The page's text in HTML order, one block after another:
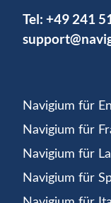
Tel: +49 241
Navigium für
Navigium für
Navigium für
Navigium für